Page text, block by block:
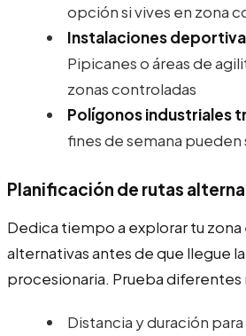
opción si vives en zona
Instalaciones
Pipicanes o áreas de
zonas controladas
Polígonos industriales
fines de semana pueden
Planificación de rutas
Dedica tiempo a explorar tu zona
alternativas antes de que llegue
procesionaria. Prueba diferentes
Distancia y duración